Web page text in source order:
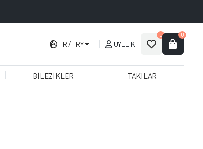
TR TRY ÜYELIK
0 0
BİLEZİKLER TAKILAR